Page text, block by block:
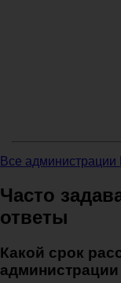
Все
Часто
ответы
Какой срок